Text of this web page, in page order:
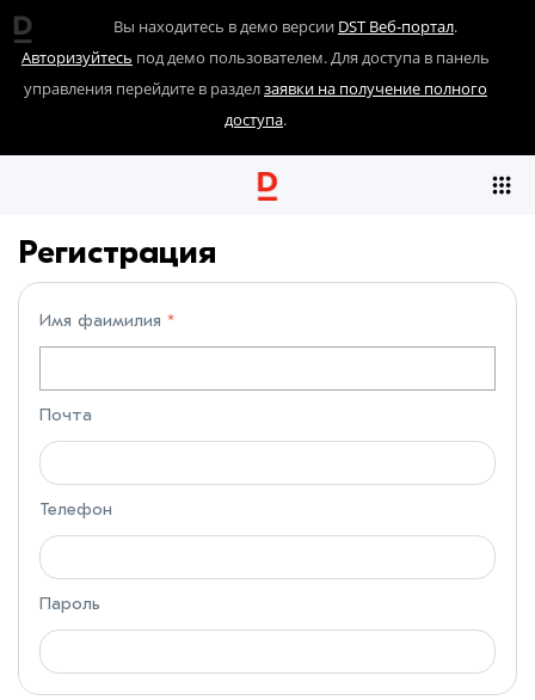
Вы находитесь в демо версии DST Веб-портал.
Авторизуйтесь под демо пользователем. Для доступа в панель
управления перейдите в разделзаявки на получение полного
доступа.
Регистрация
Имя фаимилия
Почта
Телефон
Пароль